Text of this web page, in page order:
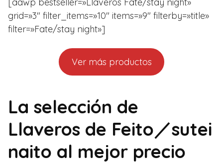
grid=»3″ filter_items=»10″ items=»9″ filterby=»title»
filter=»Fate/stay night»]
Ver más productos
La selección de
Llaveros de Feito／sutei
naito al mejor precio